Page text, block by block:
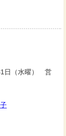
日（水曜） 営